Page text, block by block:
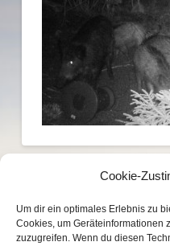
Cookie-
Um dir ein optimales Erlebnis zu
Cookies, um Geräteinformationen
zuzugreifen. Wenn du diesen